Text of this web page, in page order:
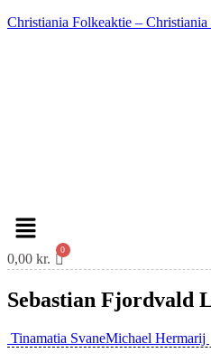
Christiania Folkeaktie – Christiania
Menu
0,00 kr.
Sebastian Fjordvald
Post
Tinamatia SvaneMichael Hermarij